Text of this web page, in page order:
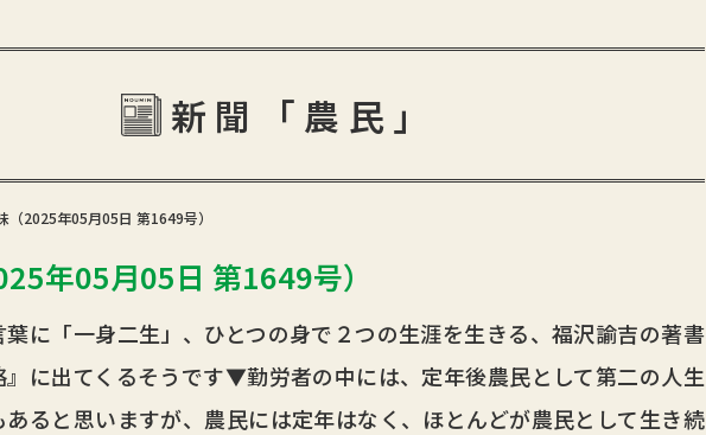
新聞「農民」
（2025年05月05日 第1649号）
年05月05日 第1649号）
に「一身二生」、ひとつの身で２つの生涯を生きる、福沢諭吉の著書
』に出てくるそうです▼勤労者の中には、定年後農民として第二の人生
ると思いますが、農民には定年はなく、ほとんどが農民として生き続